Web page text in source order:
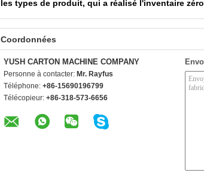
les types de produit, qui a réalisé l'inventaire
Coordonnées
YUSH CARTON MACHINE COMPANY
Personne à contacter: Mr. Rayfus
Téléphone: +86-15690196799
Télécopieur: +86-318-573-6656